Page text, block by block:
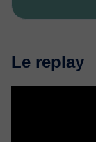
Le replay